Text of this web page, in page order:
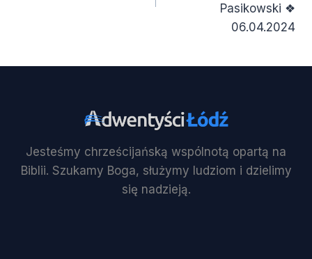
Pasikowski ❖
06.04.2024
Jesteśmy chrześcijańską wspólnotą opartą na
Biblii. Szukamy Boga, służymy ludziom i dzielimy
się nadzieją.